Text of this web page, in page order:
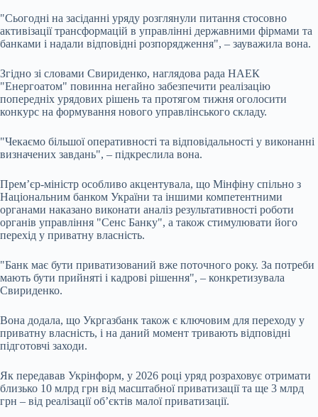
"Сьогодні на засіданні уряду розглянули питання стосовно
активізації трансформацій в управлінні державними фірмами та
банками і надали відповідні розпорядження", – зауважила вона.
Згідно зі словами Свириденко, наглядова рада НАЕК
"Енергоатом" повинна негайно забезпечити реалізацію
попередніх урядових рішень та протягом тижня оголосити
конкурс на формування нового управлінського складу.
"Чекаємо більшої оперативності та відповідальності у виконанні
визначених завдань", – підкреслила вона.
Прем’єр-міністр особливо акцентувала, що Мінфіну спільно з
Національним банком України та іншими компетентними
органами наказано виконати аналіз результативності роботи
органів управління "Сенс Банку", а також стимулювати його
перехід у приватну власність.
"Банк має бути приватизований вже поточного року. За потреби
мають бути прийняті і кадрові рішення", – конкретизувала
Свириденко.
Вона додала, що Укргазбанк також є ключовим для переходу у
приватну власність, і на даний момент тривають відповідні
підготовчі заходи.
Як передавав Укрінформ, у 2026 році уряд розраховує отримати
близько 10 млрд грн від масштабної приватизації та ще 3 млрд
грн – від реалізації об’єктів малої приватизації.